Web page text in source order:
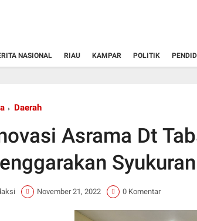
NASIONAL RIAU KAMPAR POLITIK
Daerah
Asrama Dt
November 21, 2022 0 Komentar